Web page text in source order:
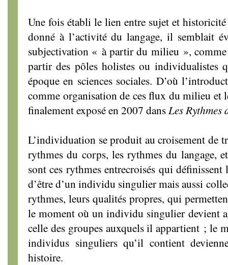
Une fois établi le lien entre sujet et
donné à l’activité du langage, il semblait
subjectivation « à partir du milieu »,
partir des pôles holistes ou individualistes
époque en sciences sociales. D’où
comme organisation de ces flux du milieu et
finalement exposé en 2007 dans Les
L’individuation se produit au croisement de
rythmes du corps, les rythmes du langage,
sont ces rythmes entrecroisés qui
d’être d’un individu singulier mais aussi
rythmes, leurs qualités propres, qui
le moment où un individu singulier devient
celle des groupes auxquels il appartient ; le
individus singuliers qu’il contient
histoire.